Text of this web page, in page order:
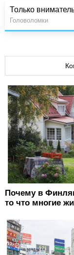
Только
Головоломки
Почему в
то что многие